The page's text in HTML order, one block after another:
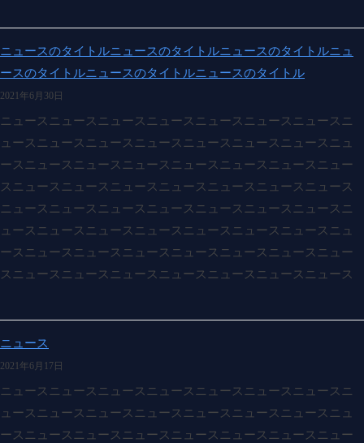
ニュースのタイトルニュースのタイトルニュースのタイトルニュ
ースのタイトルニュースのタイトルニュースのタイトル
2021年6月30日
ニュースニュースニュースニュースニュースニュースニュースニ
ュースニュースニュースニュースニュースニュースニュースニュ
ースニュースニュースニュースニュースニュースニュースニュー
スニュースニュースニュースニュースニュースニュースニュース
ニュースニュースニュースニュースニュースニュースニュースニ
ュースニュースニュースニュースニュースニュースニュースニュ
ースニュースニュースニュースニュースニュースニュースニュー
スニュースニュースニュースニュースニュースニュースニュース
ニュース
2021年6月17日
ニュースニュースニュースニュースニュースニュースニュースニ
ュースニュースニュースニュースニュースニュースニュースニュ
ースニュースニュースニュースニュースニュースニュースニュー